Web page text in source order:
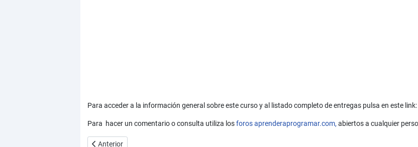
Para acceder a la información general sobre este curso y al listado completo de entregas pulsa en este link:
Para hacer un comentario o consulta utiliza losforos aprenderaprogramar.com, abiertos a cualquier
Artículo anterior: Crear un menú horizontal en Joomla: configurar parámetros, sufijo de clase menu (class
Anterior